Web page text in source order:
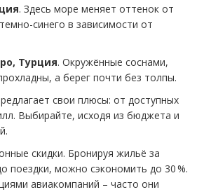
. Здесь море меняет оттенок от
синего в зависимости от
Турция. Окружённые соснами,
а берег почти без толпы.
свои плюсы: от доступных
Выбирайте, исходя из бюджета и
скидки. Бронируя жильё за
поездки, можно сэкономить до 30 %.
авиакомпаний – часто они